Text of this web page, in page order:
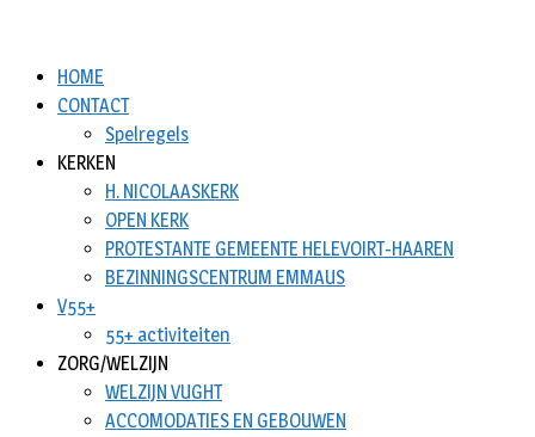
HOME
CONTACT
Spelregels
KERKEN
H. NICOLAASKERK
OPEN KERK
PROTESTANTE GEMEENTE HELEVOIRT-HAAREN
BEZINNINGSCENTRUM EMMAUS
V55+
55+ activiteiten
ZORG/WELZIJN
WELZIJN VUGHT
ACCOMODATIES EN GEBOUWEN